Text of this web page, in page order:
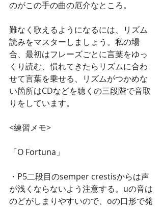
のがこの手の曲の厄介なところ。
難なく歌えるようになるには、リズム
読みをマスターしましょう。私の場
合、最初はフレーズごとに言葉をゆっ
くり読む、慣れてきたらリズムに合わ
せて言葉を乗せる、リズムがつかめな
い箇所はCDなどを聴くの三段階で音取
りをしています。
<練習メモ>
「O Fortuna」
・P5二段目のsemper crestisからは声
が浅くならないよう注意する。uの音は
のどがしまりやすいので、oの口形で発